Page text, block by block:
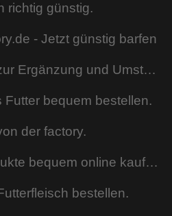
richtig günstig.
- Jetzt günstig barfen
Frostfutter zur Ergänzung und Umstellung.
Futter bequem bestellen.
der factory.
BARF Produkte bequem online kaufen.
bestellen.